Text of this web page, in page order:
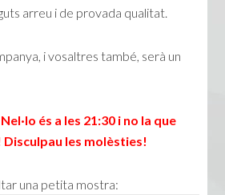
arreu i de provada qualitat.
i vosaltres també, serà un
és a les 21:30 i no la que
les molèsties!
una petita mostra: